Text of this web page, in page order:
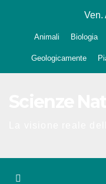
Ven.
Animali Biologia
Geologicamente